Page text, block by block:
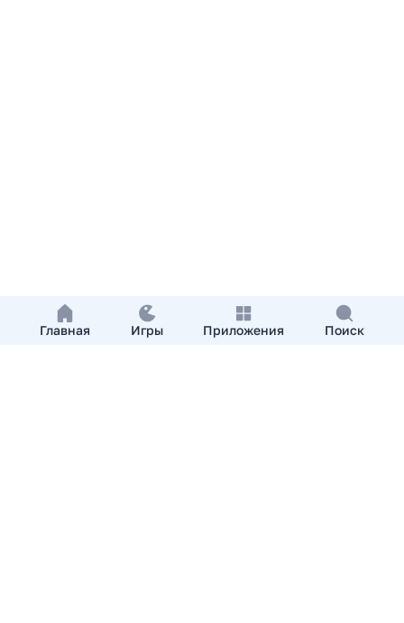
Главная Игры Приложения Поиск